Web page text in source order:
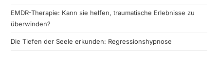
EMDR-Therapie: Kann sie helfen, traumatische Erlebnisse zu
überwinden?
Die Tiefen der Seele erkunden: Regressionshypnose